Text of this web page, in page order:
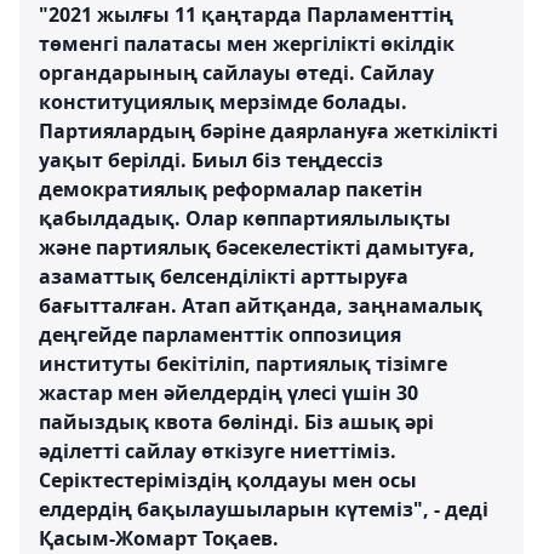
"2021 жылғы 11 қаңтарда Парламенттің
төменгі палатасы мен жергілікті өкілдік
органдарының сайлауы өтеді. Сайлау
конституциялық мерзімде болады.
Партиялардың бәріне даярлануға жеткілікті
уақыт берілді. Биыл біз теңдессіз
демократиялық реформалар пакетін
қабылдадық. Олар көппартиялылықты
және партиялық бәсекелестікті дамытуға,
азаматтық белсенділікті арттыруға
бағытталған. Атап айтқанда, заңнамалық
деңгейде парламенттік оппозиция
институты бекітіліп, партиялық тізімге
жастар мен әйелдердің үлесі үшін 30
пайыздық квота бөлінді. Біз ашық әрі
әділетті сайлау өткізуге ниеттіміз.
Серіктестеріміздің қолдауы мен осы
елдердің бақылаушыларын күтеміз", - деді
Қасым-Жомарт Тоқаев.